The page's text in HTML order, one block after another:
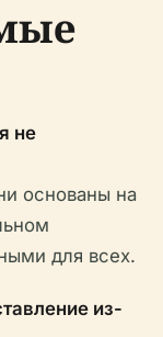
не
основаны на
для всех.
из-